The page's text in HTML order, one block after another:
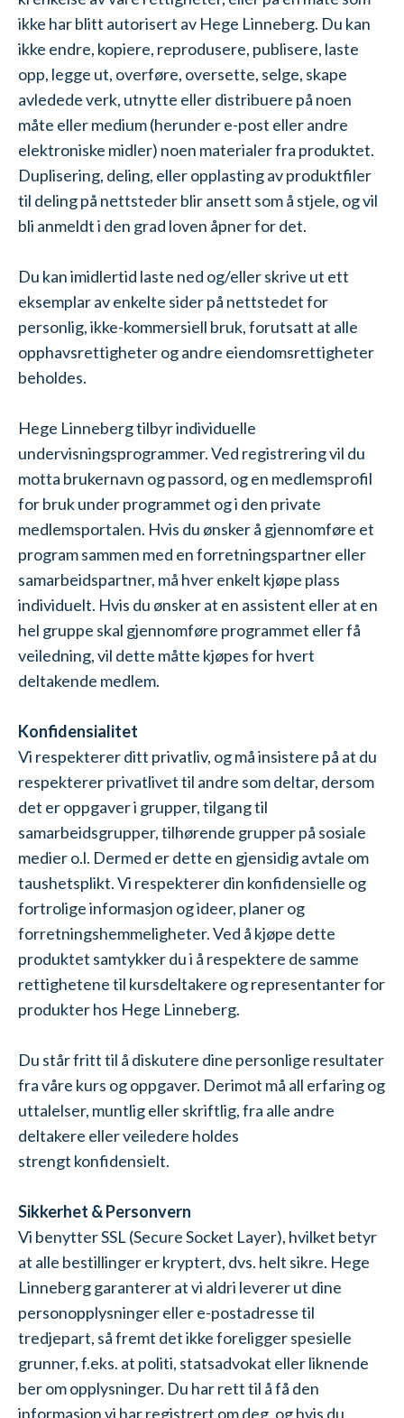
ikke har blitt autorisert av Hege Linneberg. Du kan
ikke endre, kopiere, reprodusere, publisere, laste
opp, legge ut, overføre, oversette, selge, skape
avledede verk, utnytte eller distribuere på noen
måte eller medium (herunder e-post eller andre
elektroniske midler) noen materialer fra produktet.
Duplisering, deling, eller opplasting av produktfiler
til deling på nettsteder blir ansett som å stjele, og vil
bli anmeldt i den grad loven åpner for det.
Du kan imidlertid laste ned og/eller skrive ut ett
eksemplar av enkelte sider på nettstedet for
personlig, ikke-kommersiell bruk, forutsatt at alle
opphavsrettigheter og andre eiendomsrettigheter
beholdes.
Hege Linneberg tilbyr individuelle
undervisningsprogrammer. Ved registrering vil du
motta brukernavn og passord, og en medlemsprofil
for bruk under programmet og i den private
medlemsportalen. Hvis du ønsker å gjennomføre et
program sammen med en forretningspartner eller
samarbeidspartner, må hver enkelt kjøpe plass
individuelt. Hvis du ønsker at en assistent eller at en
hel gruppe skal gjennomføre programmet eller få
veiledning, vil dette måtte kjøpes for hvert
deltakende medlem.
Konfidensialitet
Vi respekterer ditt privatliv, og må insistere på at du
respekterer privatlivet til andre som deltar, dersom
det er oppgaver i grupper, tilgang til
samarbeidsgrupper, tilhørende grupper på sosiale
medier o.l. Dermed er dette en gjensidig avtale om
taushetsplikt. Vi respekterer din konfidensielle og
fortrolige informasjon og ideer, planer og
forretningshemmeligheter. Ved å kjøpe dette
produktet samtykker du i å respektere de samme
rettighetene til kursdeltakere og representanter for
produkter hos Hege Linneberg.
Du står fritt til å diskutere dine personlige resultater
fra våre kurs og oppgaver. Derimot må all erfaring og
uttalelser, muntlig eller skriftlig, fra alle andre
deltakere eller veiledere holdes
strengt konfidensielt.
Sikkerhet & Personvern
Vi benytter SSL (Secure Socket Layer), hvilket betyr
at alle bestillinger er kryptert, dvs. helt sikre. Hege
Linneberg garanterer at vi aldri leverer ut dine
personopplysninger eller e-postadresse til
tredjepart, så fremt det ikke foreligger spesielle
grunner, f.eks. at politi, statsadvokat eller liknende
ber om opplysninger. Du har rett til å få den
informasjon vi har registrert om deg, og hvis du